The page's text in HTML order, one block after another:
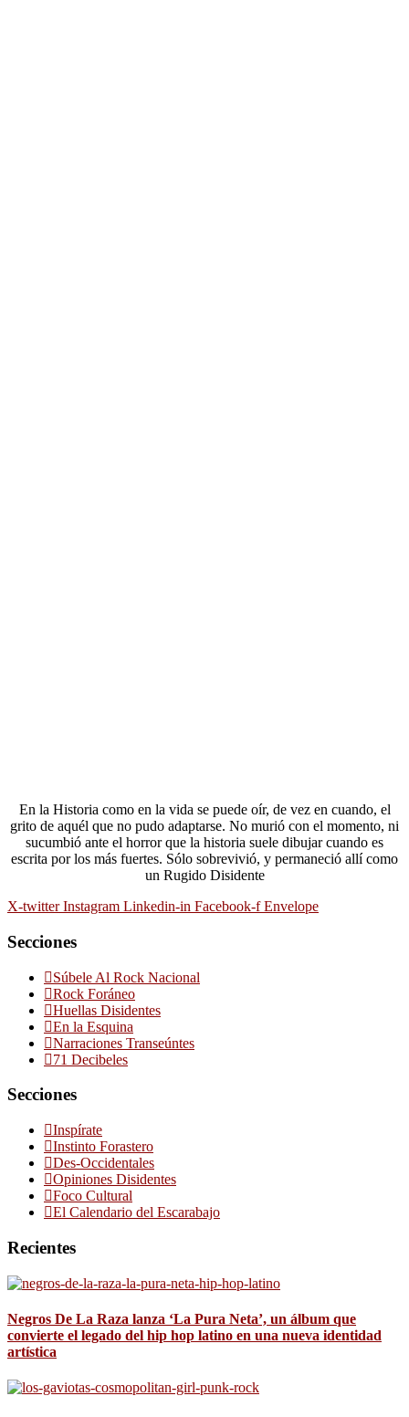
En la Historia como en la vida se puede oír, de vez en cuando, el
grito de aquél que no pudo adaptarse. No murió con el momento, ni
sucumbió ante el horror que la historia suele dibujar cuando es
escrita por los más fuertes. Sólo sobrevivió, y permaneció allí como
un Rugido Disidente
X-twitter Instagram Linkedin-in Facebook-f Envelope
Secciones
Súbele Al Rock Nacional
Rock Foráneo
Huellas Disidentes
En la Esquina
Narraciones Transeúntes
71 Decibeles
Secciones
Inspírate
Instinto Forastero
Des-Occidentales
Opiniones Disidentes
Foco Cultural
El Calendario del Escarabajo
Recientes
Negros De La Raza lanza ‘La Pura Neta’, un álbum que
convierte el legado del hip hop latino en una nueva identidad
artística